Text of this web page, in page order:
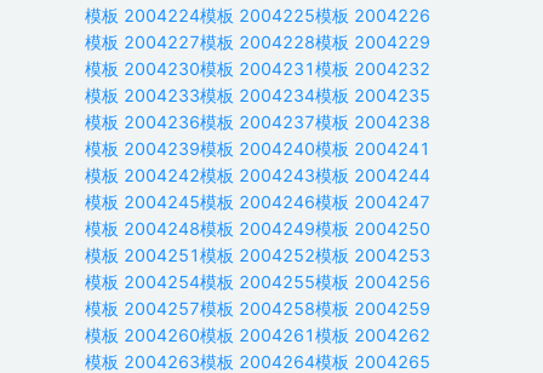
模板 2004224模板 2004225模板 2004226
模板 2004227模板 2004228模板 2004229
模板 2004230模板 2004231模板 2004232
模板 2004233模板 2004234模板 2004235
模板 2004236模板 2004237模板 2004238
模板 2004239模板 2004240模板 2004241
模板 2004242模板 2004243模板 2004244
模板 2004245模板 2004246模板 2004247
模板 2004248模板 2004249模板 2004250
模板 2004251模板 2004252模板 2004253
模板 2004254模板 2004255模板 2004256
模板 2004257模板 2004258模板 2004259
模板 2004260模板 2004261模板 2004262
模板 2004263模板 2004264模板 2004265